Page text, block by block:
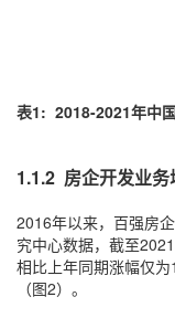
表1: 2018-2021年中
1.1.2 房企开发业
2016年以来，百强房
究中心数据，截至
相比上年同期涨幅仅
（图2）。